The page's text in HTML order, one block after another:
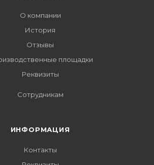
О компании
История
Отзывы
площадки
Реквизиты
Сотрудникам
ИНФОРМАЦИЯ
Контакты